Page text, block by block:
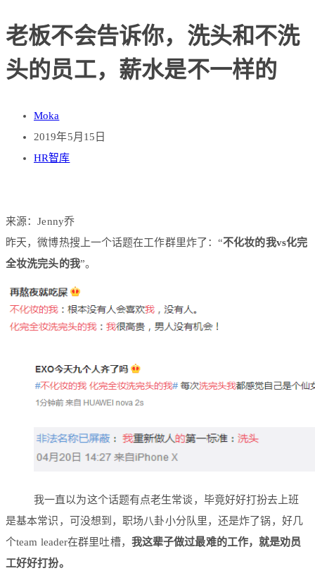
老板不会告诉你，洗头和不洗
头的员工，薪水是不一样的
Moka
2019年5月15日
HR智库
来源：Jenny乔
昨天，微博热搜上一个话题在工作群里炸了：“不化妆的我vs化完
全妆洗完头的我”。
我一直以为这个话题有点老生常谈，毕竟好好打扮去上班
是基本常识，可没想到，职场八卦小分队里，还是炸了锅，好几
个team leader在群里吐槽， 我这辈子做过最难的工作，就是劝员
工好好打扮。